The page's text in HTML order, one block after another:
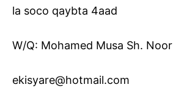
la soco qaybta 4aad
W/Q: Mohamed Musa Sh. Noor
ekisyare@hotmail.com